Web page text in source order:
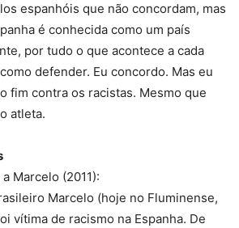
espanhóis que não concordam, mas
é conhecida como um país
por tudo o que acontece a cada
defender. Eu concordo. Mas eu
fim contra os racistas. Mesmo que
atleta.
Marcelo (2011):
Marcelo (hoje no Fluminense,
vítima de racismo na Espanha. De